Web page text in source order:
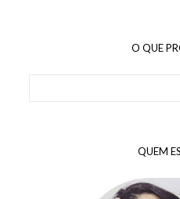
O QUE
QUEM